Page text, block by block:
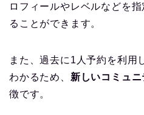
ロフィールやレベルなどを
ることができます。
また、過去に1人予約を利用
わかるため、 新しいコミュ
徴です。